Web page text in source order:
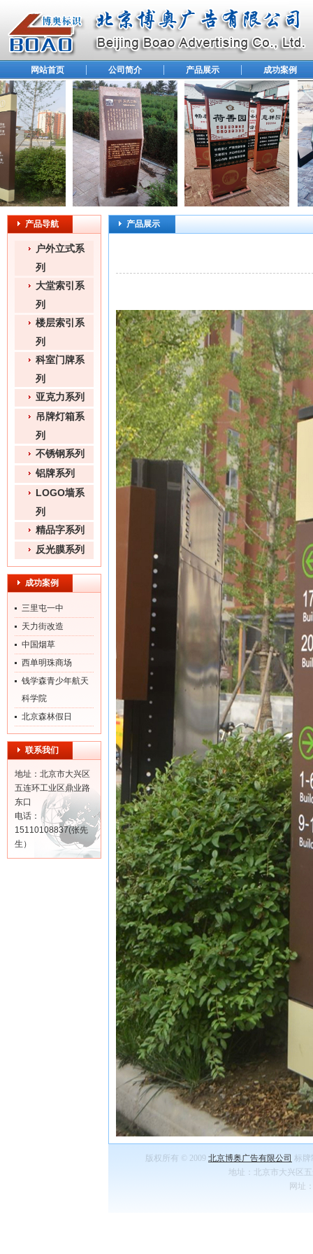
网站首页 公司简介 产品展示 成功案例
产品导航
户外立式系
列
大堂索引系
列
楼层索引系
列
科室门牌系
列
亚克力系列
吊牌灯箱系
列
不锈钢系列
铝牌系列
LOGO墙系
列
精品字系列
反光膜系列
成功案例
三里屯一中
天力街改造
中国烟草
西单明珠商场
钱学森青少年航天
科学院
北京森林假日
联系我们
地址：北京市大兴区
五连环工业区鼎业路
东口
电话：
15110108837(张先
生）
产品展示
版权所有 © 2009 北京博奥广告有限公司 标牌
地址：北京市大兴区
网址